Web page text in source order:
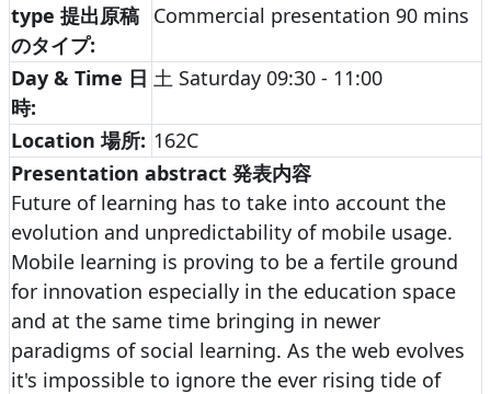
type 提出原稿
のタイプ:
Commercial presentation 90 mins
Day & Time 日
時:
土 Saturday 09:30 - 11:00
Location 場所: 162C
Presentation abstract 発表内容
Future of learning has to take into account the
evolution and unpredictability of mobile usage.
Mobile learning is proving to be a fertile ground
for innovation especially in the education space
and at the same time bringing in newer
paradigms of social learning. As the web evolves
it's impossible to ignore the ever rising tide of